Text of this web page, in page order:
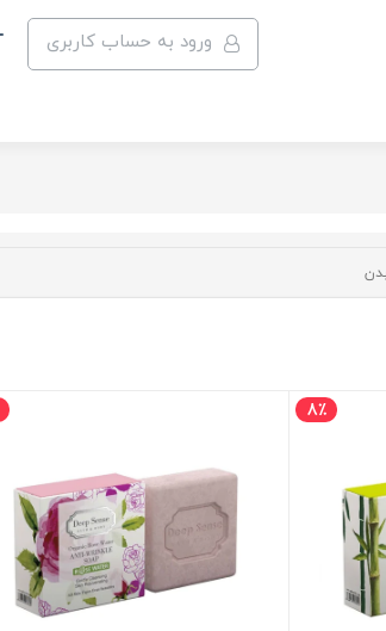
ورود به حساب کاربری
8٪